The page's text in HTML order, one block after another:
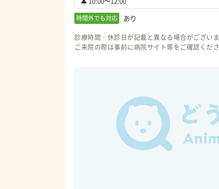
時間外でも対応 あり
診療時間・休診日が記載と異なる場合がござい
ご来院の際は事前に病院サイト等をご確認くだ